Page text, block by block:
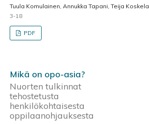
Tuula Komulainen, Annukka Tapani, Teija Koskela
3-18
PDF
Mikä on opo-asia?
Nuorten tulkinnat
tehostetusta
henkilökohtaisesta
oppilaanohjauksesta